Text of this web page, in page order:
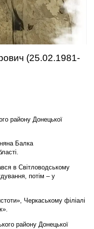
(25.02.1981-
району Донецької
Балка
в Світловодському
потім – у
Черкаському філіалі
району Донецької